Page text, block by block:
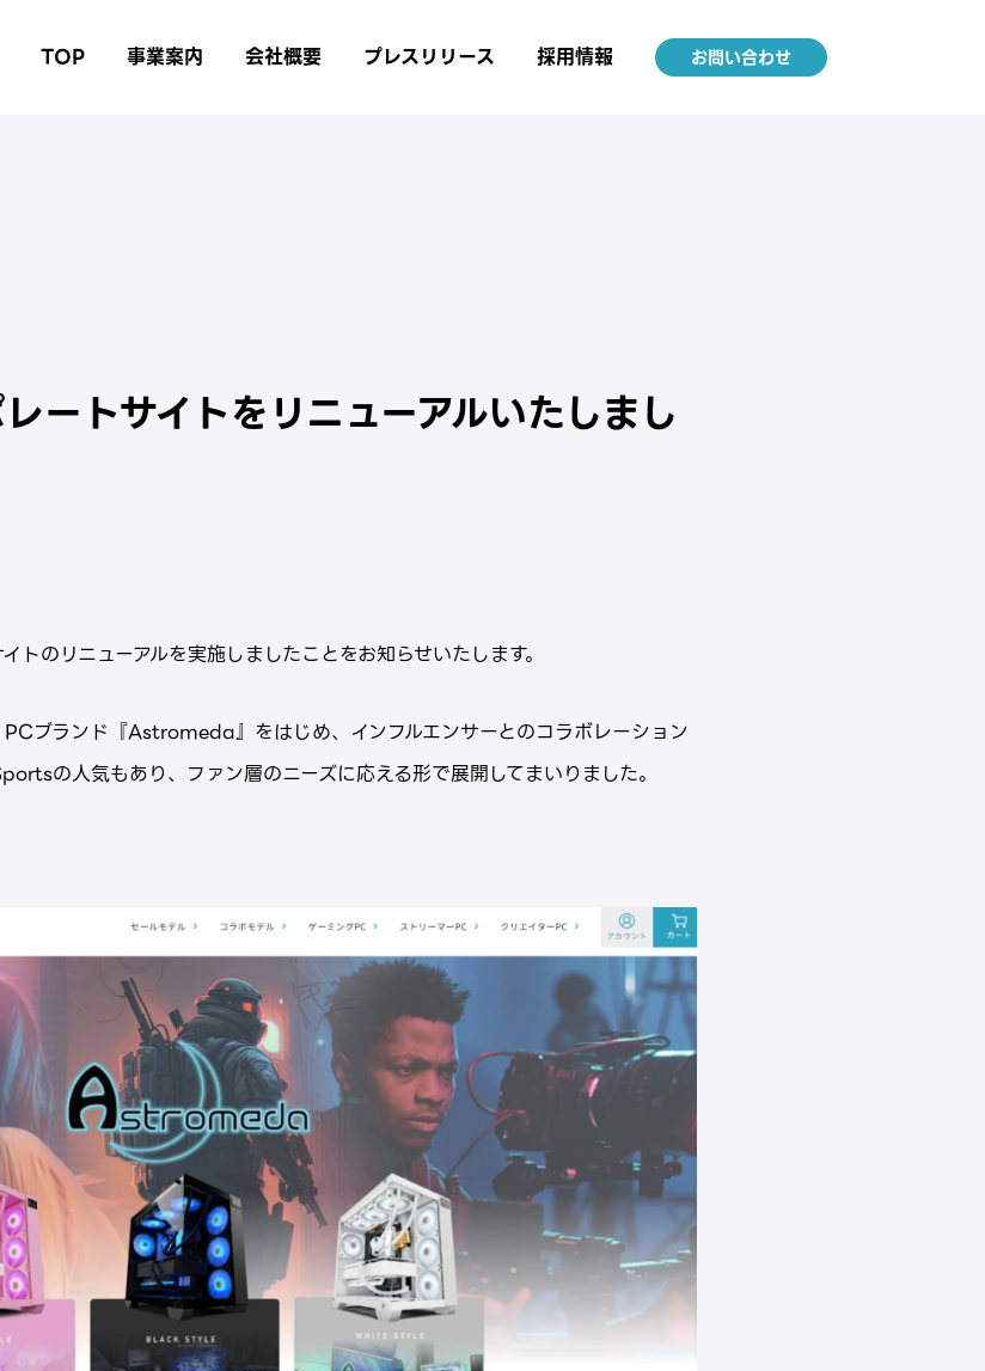
TOP 事業案内 会社概要 プレスリリース 採用情報 お問い合わせ
ートサイトをリニューアルいたしまし
のリニューアルを実施しましたことをお知らせいたします。
ブランド『Astromeda』をはじめ、インフルエンサーとのコラボレーション
の人気もあり、ファン層のニーズに応える形で展開してまいりました。